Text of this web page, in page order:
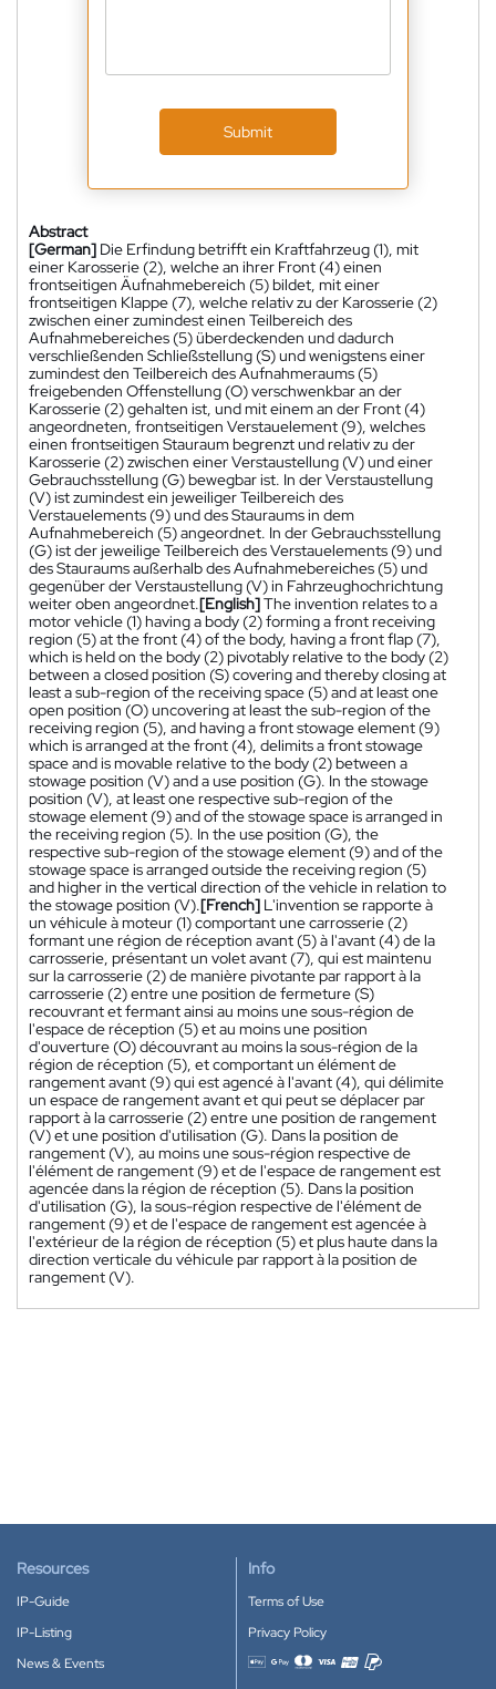
Submit
Abstract
[German] Die Erfindung betrifft ein Kraftfahrzeug (1), mit
einer Karosserie (2), welche an ihrer Front (4) einen
frontseitigen Äufnahmebereich (5) bildet, mit einer
frontseitigen Klappe (7), welche relativ zu der Karosserie (2)
zwischen einer zumindest einen Teilbereich des
Aufnahmebereiches (5) überdeckenden und dadurch
verschließenden Schließstellung (S) und wenigstens einer
zumindest den Teilbereich des Aufnahmeraums (5)
freigebenden Offenstellung (O) verschwenkbar an der
Karosserie (2) gehalten ist, und mit einem an der Front (4)
angeordneten, frontseitigen Verstauelement (9), welches
einen frontseitigen Stauraum begrenzt und relativ zu der
Karosserie (2) zwischen einer Verstaustellung (V) und einer
Gebrauchsstellung (G) bewegbar ist. In der Verstaustellung
(V) ist zumindest ein jeweiliger Teilbereich des
Verstauelements (9) und des Stauraums in dem
Aufnahmebereich (5) angeordnet. In der Gebrauchsstellung
(G) ist der jeweilige Teilbereich des Verstauelements (9) und
des Stauraums außerhalb des Aufnahmebereiches (5) und
gegenüber der Verstaustellung (V) in Fahrzeughochrichtung
weiter oben angeordnet.[English]The invention relates to a
motor vehicle (1) having a body (2) forming a front receiving
region (5) at the front (4) of the body, having a front flap (7),
which is held on the body (2) pivotably relative to the body (2)
between a closed position (S) covering and thereby closing at
least a sub-region of the receiving space (5) and at least one
open position (O) uncovering at least the sub-region of the
receiving region (5), and having a front stowage element (9)
which is arranged at the front (4), delimits a front stowage
space and is movable relative to the body (2) between a
stowage position (V) and a use position (G). In the stowage
position (V), at least one respective sub-region of the
stowage element (9) and of the stowage space is arranged in
the receiving region (5). In the use position (G), the
respective sub-region of the stowage element (9) and of the
stowage space is arranged outside the receiving region (5)
and higher in the vertical direction of the vehicle in relation to
the stowage position (V).[French] L'invention se rapporte à
un véhicule à moteur (1) comportant une carrosserie (2)
formant une région de réception avant (5) à l'avant (4) de la
carrosserie, présentant un volet avant (7), qui est maintenu
sur la carrosserie (2) de manière pivotante par rapport à la
carrosserie (2) entre une position de fermeture (S)
recouvrant et fermant ainsi au moins une sous-région de
l'espace de réception (5) et au moins une position
d'ouverture (O) découvrant au moins la sous-région de la
région de réception (5), et comportant un élément de
rangement avant (9) qui est agencé à l'avant (4), qui délimite
un espace de rangement avant et qui peut se déplacer par
rapport à la carrosserie (2) entre une position de rangement
(V) et une position d'utilisation (G). Dans la position de
rangement (V), au moins une sous-région respective de
l'élément de rangement (9) et de l'espace de rangement est
agencée dans la région de réception (5). Dans la position
d'utilisation (G), la sous-région respective de l'élément de
rangement (9) et de l'espace de rangement est agencée à
l'extérieur de la région de réception (5) et plus haute dans la
direction verticale du véhicule par rapport à la position de
rangement (V).
Resources
IP-Guide
IP-Listing
News & Events
Info
Terms of Use
Privacy Policy
Accepted payment methods